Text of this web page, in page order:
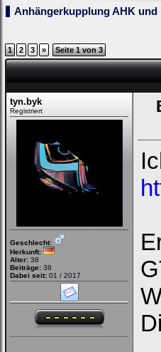
Anhängerkupplung AHK
1 2 3 » Seite 1 von 3
tyn.byk
Registriert
Geschlecht:
Herkunft:
Alter: 38
Beiträge: 38
Dabei seit: 01 / 2017